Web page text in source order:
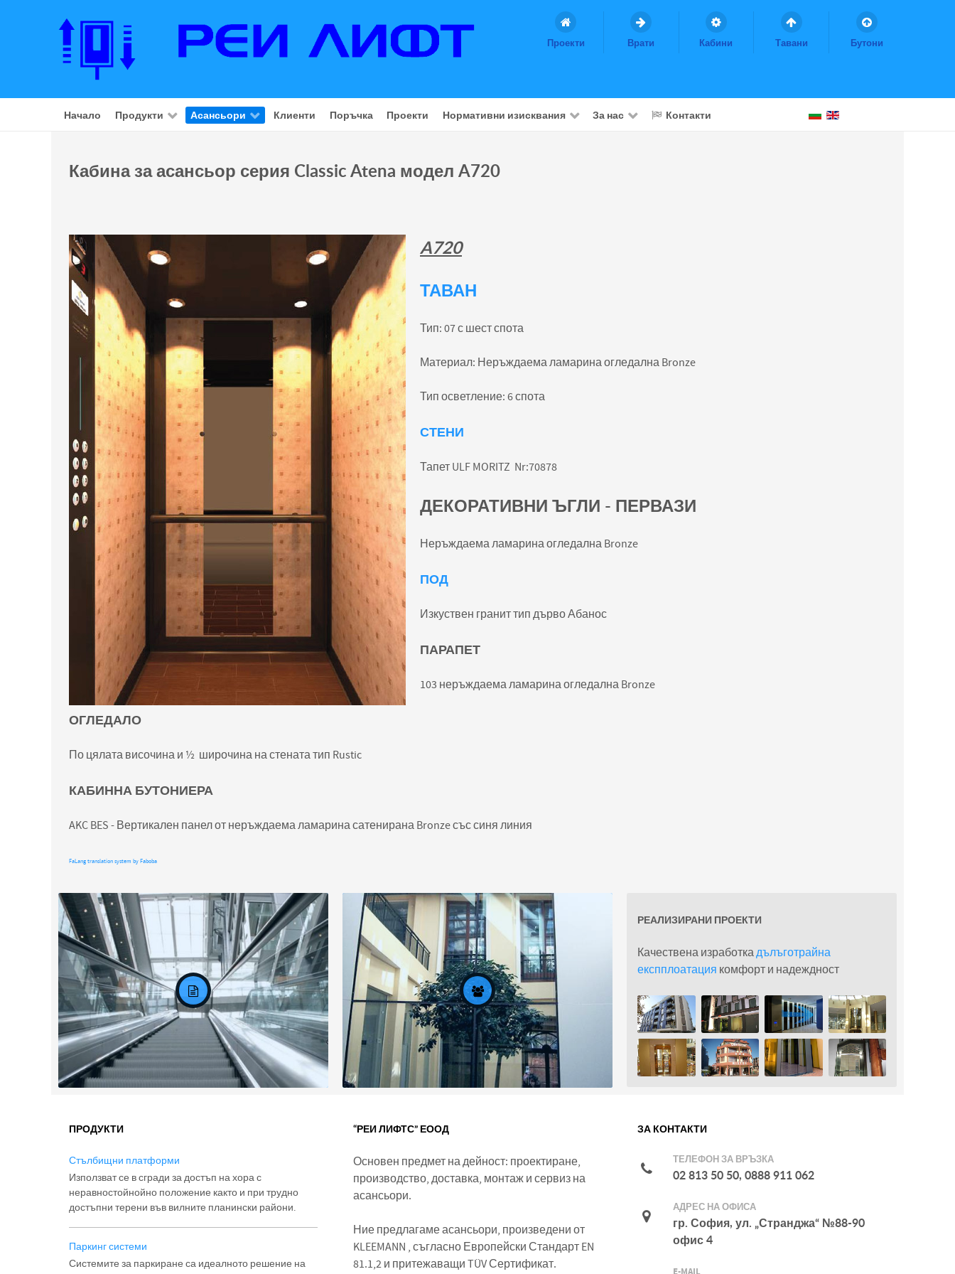
Проекти Врати Кабини Тавани Бутони
Начало Продукти Асансьори Клиенти Поръчка Проекти Нормативни изисквания За нас Контакти
Кабина за асансьор серия Classic Atena модел A720
A720
ТАВАН
Тип: 07 с шест спота
Материал: Неръждаема ламарина огледална Bronze
Тип осветление: 6 спота
СТЕНИ
Тапет ULF MORITZ Nr:70878
ДЕКОРАТИВНИ ЪГЛИ - ПЕРВАЗИ
Неръждаема ламарина огледална Bronze
ПОД
Изкуствен гранит тип дърво Абанос
ПАРАПЕТ
103 неръждаема ламарина огледална Bronze
ОГЛЕДАЛО
По цялата височина и ½ широчина на стената тип Rustic
КАБИННА БУТОНИЕРА
AKC BES - Вертикален панел от неръждаема ламарина сатенирана Bronze със синя линия
FaLang translation system by Faboba
РЕАЛИЗИРАНИ ПРОЕКТИ
Качествена изработкадълъготрайна
експплоатация комфорт и надеждност
ПРОДУКТИ
Стълбищни платформи
Използват се в сгради за достъп на хора с
неравностойнойно положение както и при трудно
достъпни терени във вилните планински райони.
Паркинг системи
Системите за паркиране са идеалното решение на
“РЕИ ЛИФТС” ЕООД
Основен предмет на дейност: проектиране,
производство, доставка, монтаж и сервиз на
асансьори.
Ние предлагаме асансьори, произведени от
KLEEMANN , съгласно Европейски Стандарт EN
81.1,2 и притежаващи TÜV Сертификат.
ЗА КОНТАКТИ
ТЕЛЕФОН ЗА ВРЪЗКА
02 813 50 50, 0888 911 062
АДРЕС НА ОФИСА
гр. София, ул. „Странджа“ №88-90
офис 4